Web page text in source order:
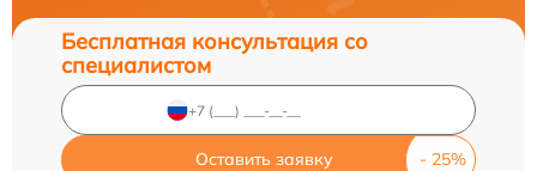
Бесплатная консультация со
специалистом
Оставить заявку